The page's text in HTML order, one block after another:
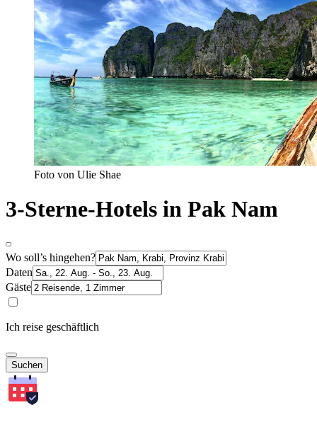
Foto von Ulie Shae
3-Sterne-Hotels in Pak Nam
Wo soll’s hingehen?
Daten
Gäste
Ich reise geschäftlich
Suchen